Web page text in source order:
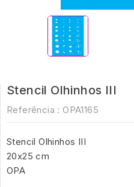
Stencil Olhinhos III
Referência : OPA1165
Stencil Olhinhos III
20x25 cm
OPA